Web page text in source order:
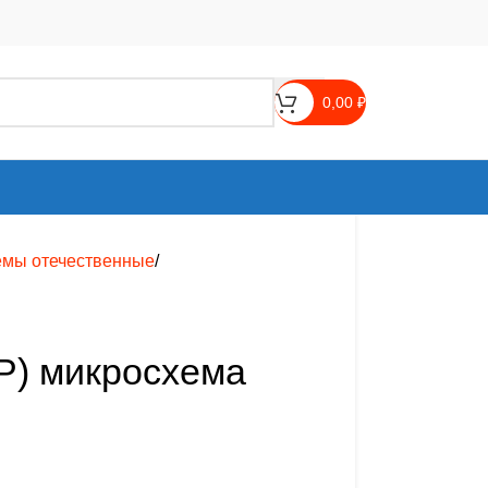
0,00 ₽
отечественные
микросхема